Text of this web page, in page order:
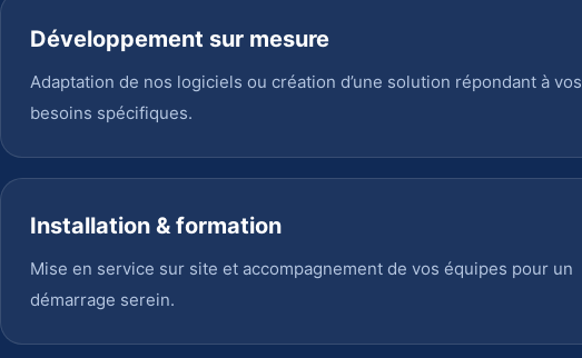
Développement sur mesure
Adaptation de nos logiciels ou création d’une solution répondant à vos
besoins spécifiques.
Installation & formation
Mise en service sur site et accompagnement de vos équipes pour un
démarrage serein.